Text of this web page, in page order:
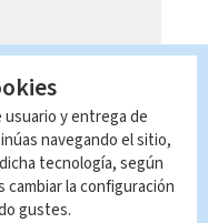
y entrega de
navegando el sitio,
tecnología, según
cambiar la configuración
gustes.